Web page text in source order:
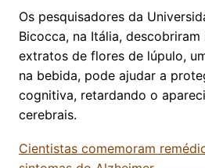
Os pesquisadores da
Bicocca, na Itália,
extratos de flores de lúpulo,
na bebida, pode ajudar a
cognitiva, retardando o
cerebrais.
Cientistas comemoram